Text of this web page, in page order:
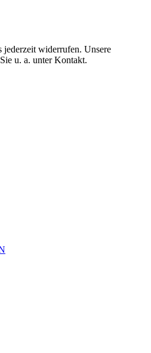
jederzeit widerrufen. Unsere
u. a. unter Kontakt.